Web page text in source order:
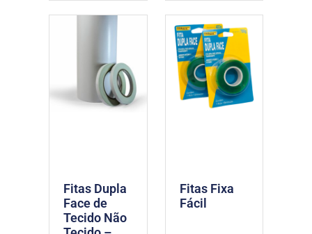
Fitas Dupla
Face de
Tecido Não
Fitas Fixa
Fácil